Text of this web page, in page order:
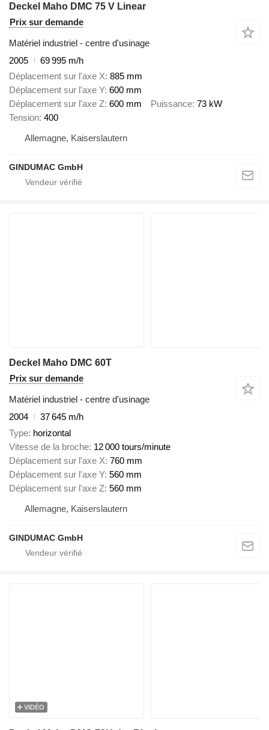
Deckel Maho DMC 75 V Linear
Prix sur demande
Matériel industriel - centre d'usinage
2005
69 995 m/h
Déplacement sur l'axe X 885 mm
Déplacement sur l'axe Y 600 mm
Déplacement sur l'axe Z 600 mm Puissance 73 kW
Tension 400
Allemagne, Kaiserslautern
GINDUMAC GmbH
Deckel Maho DMC 60T
Prix sur demande
Matériel industriel - centre d'usinage
2004
37 645 m/h
Type horizontal
Vitesse de la broche 12 000 tours/minute
Déplacement sur l'axe X 760 mm
Déplacement sur l'axe Y 560 mm
Déplacement sur l'axe Z 560 mm
Allemagne, Kaiserslautern
GINDUMAC GmbH
VIDÉO